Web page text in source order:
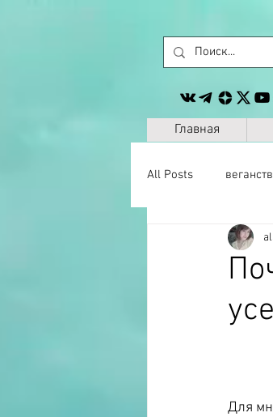
Главная
All Posts
животные
Для